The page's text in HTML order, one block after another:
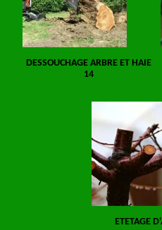
DESSOUCHAGE ARBRE ET HAIE
14
ETETAGE